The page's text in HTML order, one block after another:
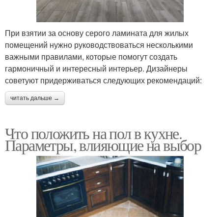
При взятии за основу серого ламината для жилых
помещений нужно руководствоваться несколькими
важными правилами, которые помогут создать
гармоничный и интересный интерьер. Дизайнеры
советуют придерживаться следующих рекомендаций:
читать дальше →
Что положить на пол в кухне.
Параметры, влияющие на выбор